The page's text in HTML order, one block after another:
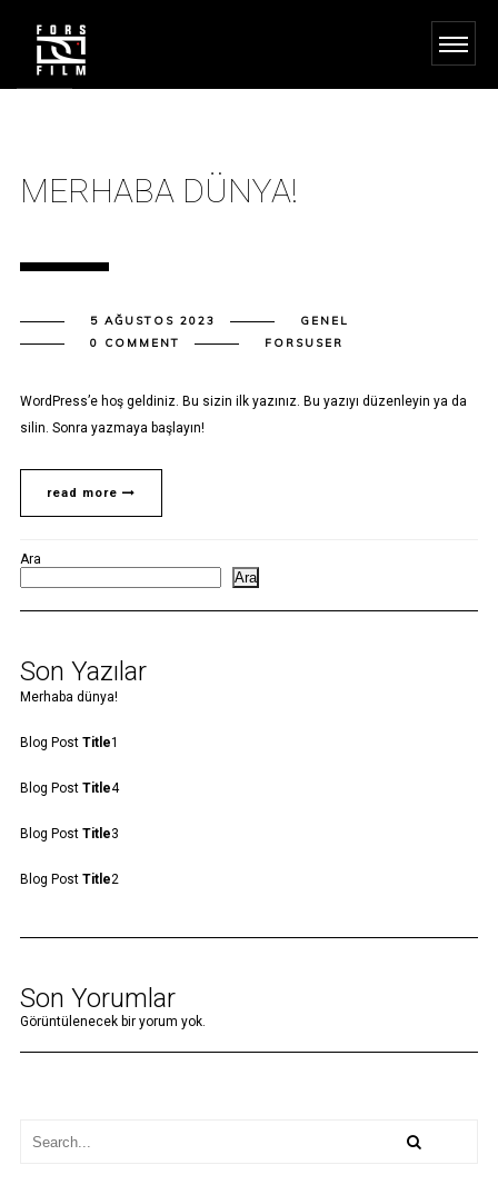
MERHABA DÜNYA!
5 AĞUSTOS 2023
GENEL
0 COMMENT
FORSUSER
WordPress’e hoş geldiniz. Bu sizin ilk yazınız. Bu yazıyı düzenleyin ya da
silin. Sonra yazmaya başlayın!
read more
Ara
Ara
Son Yazılar
Merhaba dünya!
Blog Post Title1
Blog Post Title4
Blog Post Title3
Blog Post Title2
Son Yorumlar
Görüntülenecek bir yorum yok.